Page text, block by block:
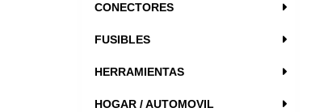
CONECTORES
FUSIBLES
HERRAMIENTAS
HOGAR / AUTOMOVIL